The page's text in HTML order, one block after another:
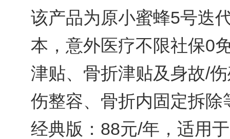
该产品为原小蜜蜂5号迭
本，意外医疗不限社保0
津贴、骨折津贴及身故/
伤整容、骨折内固定拆除
经典版：88元/年，适用